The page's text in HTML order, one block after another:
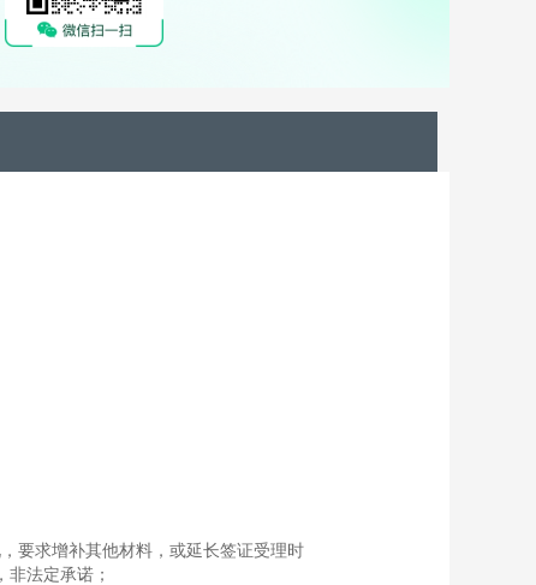
要求增补其他材料，或延长签证受理时
法定承诺；